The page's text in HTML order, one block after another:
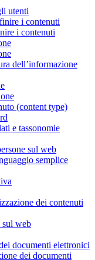
utenti
i contenuti
i contenuti
dell’informazione
(content type)
e tassonomie
sul web
semplice
dei contenuti
sul web
documenti elettronici
dei documenti